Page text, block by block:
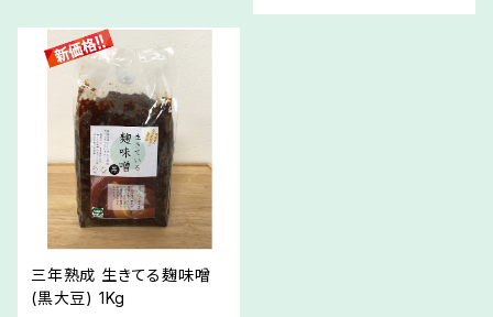
三年熟成 生きてる麹味噌
(黒大豆) 1Kg